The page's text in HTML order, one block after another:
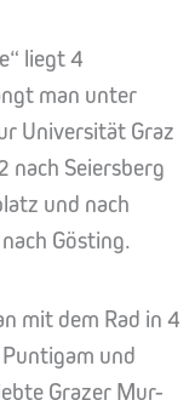
liegt 4
man unter
Universität Graz
nach Seiersberg
und nach
Gösting.
mit dem Rad in 4
und
Grazer Mur-